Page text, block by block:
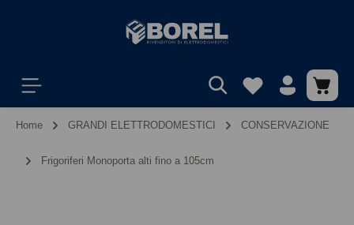
Home GRANDI ELETTRODOMESTICI CONSERVAZIONE
Frigoriferi Monoporta alti fino a 105cm